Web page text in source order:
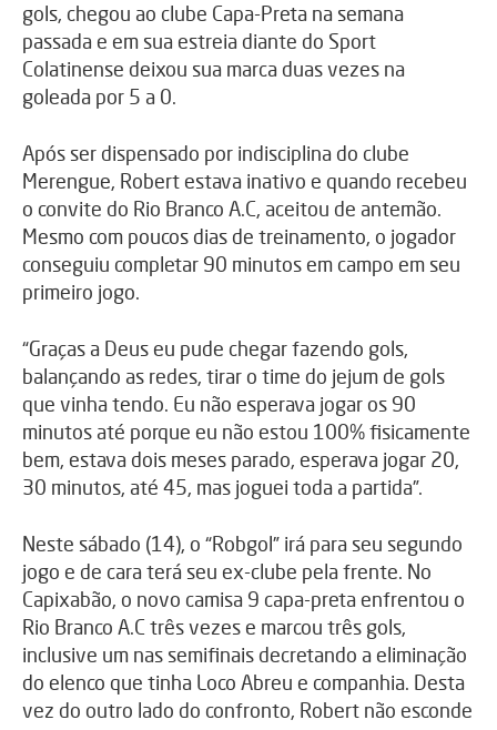
gols, chegou ao clube Capa-Preta na semana
passada e em sua estreia diante do Sport
Colatinense deixou sua marca duas vezes na
goleada por 5 a 0.
Após ser dispensado por indisciplina do clube
Merengue, Robert estava inativo e quando recebeu
o convite do Rio Branco A.C, aceitou de antemão.
Mesmo com poucos dias de treinamento, o jogador
conseguiu completar 90 minutos em campo em seu
primeiro jogo.
“Graças a Deus eu pude chegar fazendo gols,
balançando as redes, tirar o time do jejum de gols
que vinha tendo. Eu não esperava jogar os 90
minutos até porque eu não estou 100% fisicamente
bem, estava dois meses parado, esperava jogar 20,
30 minutos, até 45, mas joguei toda a partida”.
Neste sábado (14), o “Robgol” irá para seu segundo
jogo e de cara terá seu ex-clube pela frente. No
Capixabão, o novo camisa 9 capa-preta enfrentou o
Rio Branco A.C três vezes e marcou três gols,
inclusive um nas semifinais decretando a eliminação
do elenco que tinha Loco Abreu e companhia. Desta
vez do outro lado do confronto, Robert não esconde